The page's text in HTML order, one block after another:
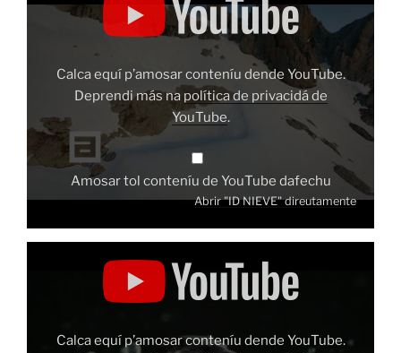
NIEVE"
Calca equí p’amosar conteníu dende YouTube.
Deprendi más na política de privacidá de
YouTube.
Amosar tol conteníu de YouTube dafechu
Abrir "ID NIEVE" direutamente
Amosar
Calca equí p’amosar conteníu dende YouTube.